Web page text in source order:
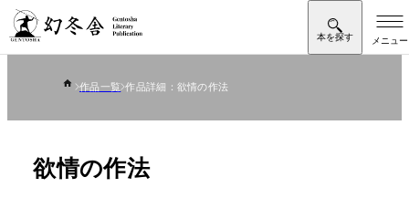
作品一覧 作品詳細：欲情の作法
欲情の作法